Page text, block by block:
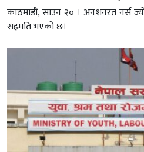
काठमाडौं, साउन २० । अनशनरत नर्स
सहमति भएको छ।